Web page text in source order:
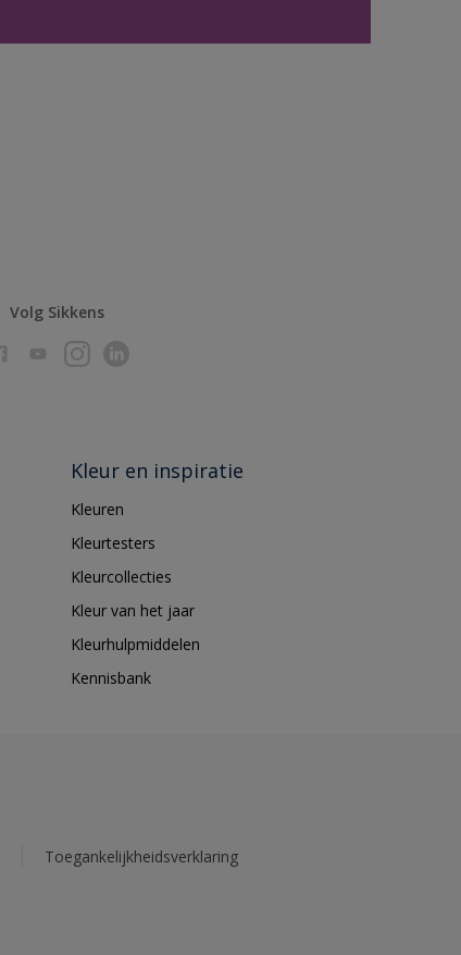
Volg Sikkens
Kleur en inspiratie
Kleuren
Kleurtesters
Kleurcollecties
Kleur van het jaar
Kleurhulpmiddelen
Kennisbank
Toegankelijkheidsverklaring